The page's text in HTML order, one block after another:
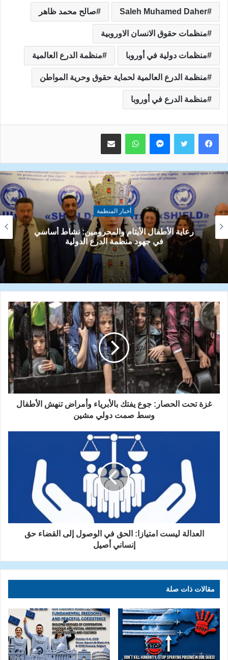
Saleh Muhamed Daher صالح محمد ظاهر
منظمات حقوق الانسان الاوروبية
منظمات دولية في أوروبا منظمة الدرع العالمية
منظمة الدرع العالمية لحماية حقوق وحرية المواطن
منظمة الدرع في أوروبا
ماسنجر واتساب مشاركة عبر البريد
أخبار المنظمة
رعاية الأطفال الأيتام والمحرومين: نشاط أساسي
في جهود منظمة الدرع الدولية
غزة تحت الحصار: جوع يفتك بالأبرياء وأمراض تنهش الأطفال
وسط صمت دولي مشين
العدالة ليست امتيازا: الحق في الوصول إلى القضاء حق
إنساني أصيل
مقالات ذات صلة